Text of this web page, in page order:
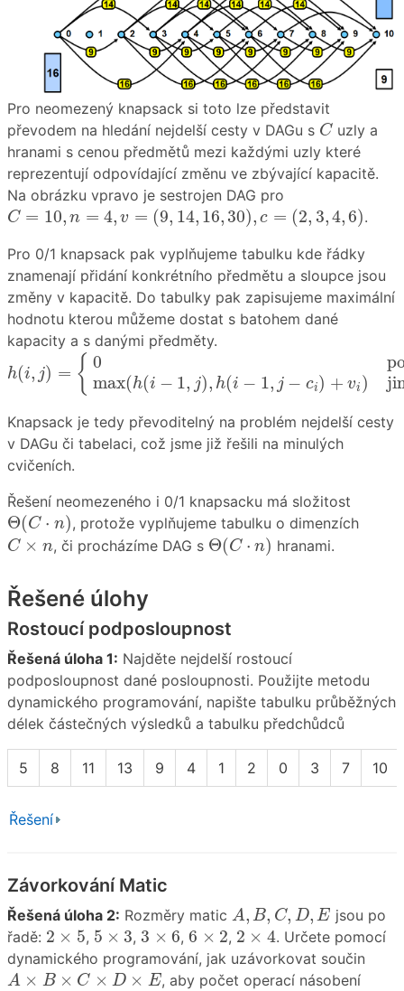
Pro neomezený knapsack si toto lze představit
převodem na hledání nejdelší cesty v DAGu s C
Cuzly a
hranami s cenou předmětů mezi každými uzly které
reprezentují odpovídající změnu ve zbývající kapacitě.
Na obrázku vpravo je sestrojen DAG pro
C = 10, n = 4, v = (9, 14, 16, 30), c = (2, 3,4,6)
C= 10 ,n v = ( 14 ,16 ,30) ,c =(2 3 6) .
Pro 0/1 knapsack pak vyplňujeme tabulku kde řádky
znamenají přidání konkrétního předmětu a sloupce jsou
změny v kapacitě. Do tabulky pak zapisujeme maximální
hodnotu kterou můžeme dostat s batohem dané
kapacity a s danými předměty.
h(i, j) = { 0 p
max(h(i − 1, j), h(i − 1, j − ci) + vi ) ji
h(i,j)={ 0pokudi= 0∨j=0max
Knapsack je tedy převoditelný na problém nejdelší cesty
v DAGu či tabelaci, což jsme již řešili na minulých
cvičeních.
Řešení neomezeného i 0/1 knapsacku má složitost
Θ(C ⋅ n)
Θ(C⋅ , protože vyplňujeme tabulku o dimenzích
C × n
C×n , či procházíme DAG s Θ(C ⋅ n)
Θ(C⋅ n) hranami.
Řešené úlohy
Rostoucí podposloupnost
Řešená úloha 1: Najděte nejdelší rostoucí
podposloupnost dané posloupnosti. Použijte metodu
dynamického programování, napište tabulku průběžných
délek částečných výsledků a tabulku předchůdců
5 8 11 13 9 4 1 2 0 3 7 10
Řešení
Závorkování Matic
Řešená úloha 2: Rozměry matic A, B, C, D, E
A B, C,D ,E
jsou po
řadě: 2 × 5
2 ×5 , 5 × 3
5 ×3 , 3 × 6
3 ×6 ,6 × 2
6 ×2 , 2 × 4
2×4 . Určete pomocí
dynamického programování, jak uzávorkovat součin
A × B × C × D × E
A× B ×C × D × E
, aby počet operací násobení